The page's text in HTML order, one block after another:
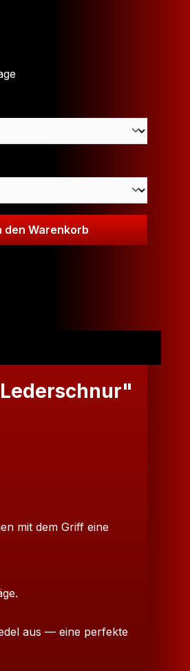
ein oder benutze die Schaltflächen
den Warenkorb
mit dem Griff eine
aus — eine perfekte